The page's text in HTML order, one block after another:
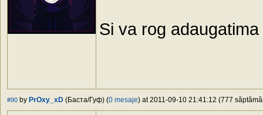
Si va rog
#90 by PrOxy_xD (Баста/Гуф) (0 mesaje) at 2011-09-10 21:41:12 (777